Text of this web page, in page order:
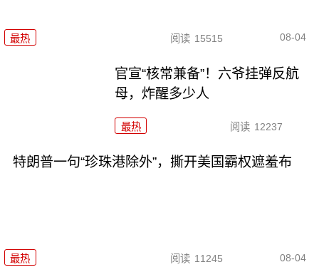
最热 阅读 15515 08-04
官宣“核常兼备”！六爷挂弹反航
母，炸醒多少人
最热 阅读 12237
特朗普一句“珍珠港除外”，撕开美国霸权遮羞布
最热 阅读 11245 08-04